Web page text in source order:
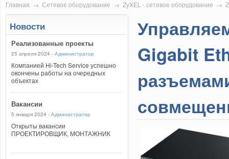
Главная → Сетевое оборудование → ZyXEL - сетевое оборудование →
Новости
Реализованные проекты
25 апреля 2024 - Администратор
Компанией Hi-Tech Service успешно
окончены работы на очередных
объектах
Вакансии
5 января 2024 - Администратор
Открыты вакансии
ПРОЕКТИРОВЩИК, МОНТАЖНИК
Gigabit